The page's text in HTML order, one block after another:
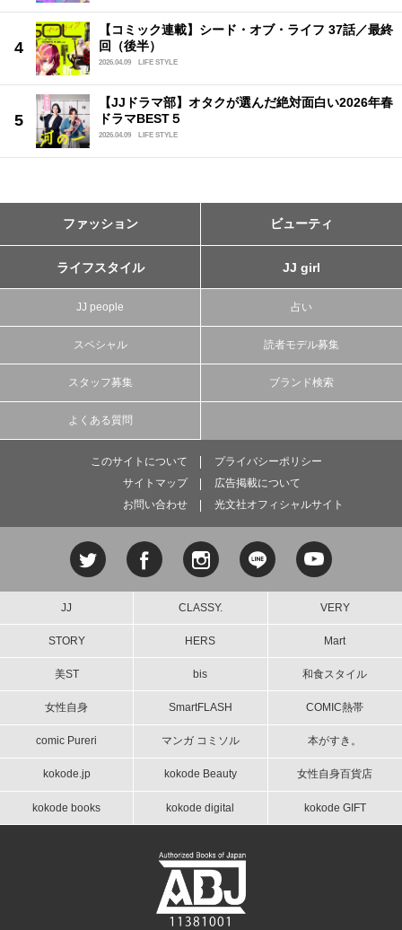
【コミック連載】シード・オブ・ライフ 37話／最終
回（後半）
2026.04.09 LIFE STYLE
【JJドラマ部】オタクが選んだ絶対面白い2026年春
ドラマBEST５
2026.04.09 LIFE STYLE
ファッション ビューティ
ライフスタイル JJ girl
JJ people 占い
スペシャル 読者モデル募集
スタッフ募集 ブランド検索
よくある質問
このサイトについて
プライバシーポリシー
サイトマップ
広告掲載について
お問い合わせ
光文社オフィシャルサイト
JJ CLASSY. VERY
STORY HERS Mart
美ST bis 和食スタイル
女性自身 SmartFLASH COMIC熱帯
comic Pureri マンガ コミソル 本がすき。
kokode.jp kokode Beauty 女性自身百貨店
kokode books kokode digital kokode GIFT